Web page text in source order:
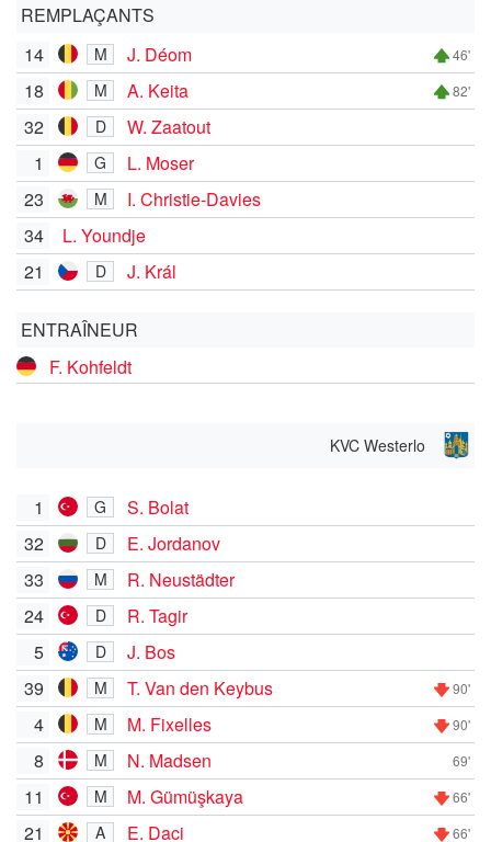
REMPLAÇANTS
14
M J. Déom 46'
18 M A. Keita 82'
32 D
W. Zaatout
1
G
L. Moser
23
M
I. Christie-Davies
34
L. Youndje
21
D J. Král
ENTRAÎNEUR
F. Kohfeldt
KVC Westerlo
1 G
S. Bolat
32
D
E. Jordanov
33
M
R. Neustädter
24
D
R. Tagir
5
D
J. Bos
39
M T. Van den Keybus 90'
4 M M. Fixelles 90'
8 M N. Madsen 69'
11 M M. Gümüşkaya 66'
21 A E. Daci 66'